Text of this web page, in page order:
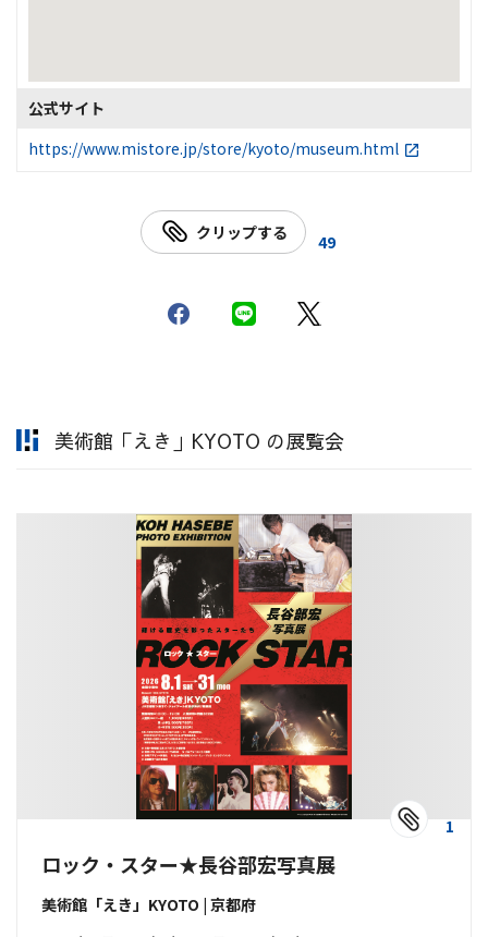
公式サイト
https://www.mistore.jp/store/kyoto/museum.html
クリップする 49
美術館「えき」KYOTO の展覧会
1
ロック・スター★長谷部宏写真展
美術館「えき」KYOTO | 京都府